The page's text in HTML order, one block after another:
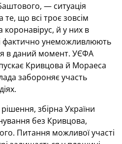
— ситуація
те, що всі троє зовсім
й у них в
фактично унеможливлюють
в даний момент. УЄФА
Кривцова й Мораеса
забороняє участь
збірна України
без Кривцова,
Питання можливої участі